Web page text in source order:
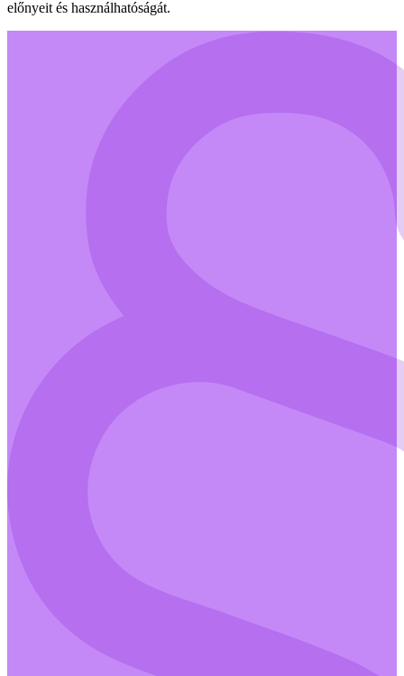
előnyeit és használhatóságát.